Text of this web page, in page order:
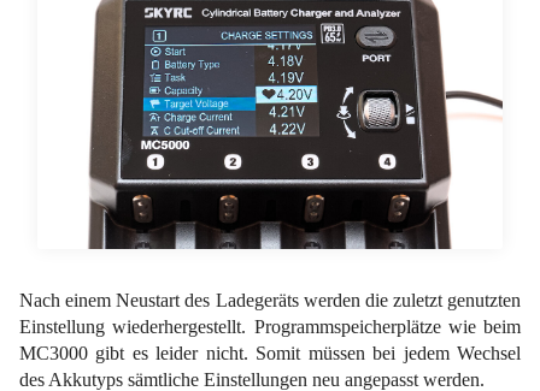
Nach einem Neustart des Ladegeräts werden die zuletzt genutzten
Einstellung wiederhergestellt. Programmspeicherplätze wie beim
MC3000 gibt es leider nicht. Somit müssen bei jedem Wechsel
des Akkutyps sämtliche Einstellungen neu angepasst werden.